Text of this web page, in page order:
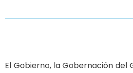
El Gobierno, la Gobernación del